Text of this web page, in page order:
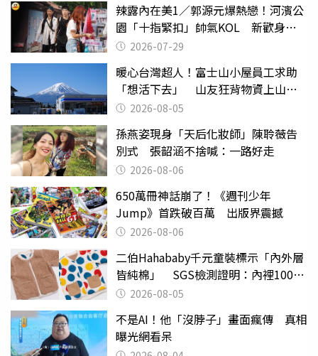
辣露內在美1／郭源元爆熱戀！河濱公
園「十指緊扣」帥氣KOL 新歡身份
曝光2026-07-29
暖心台灣超人！富士山小屋員工求助
「想活下去」 山友狂背物資上山：
台灣真的是寶島
2026-08-05
孫燕姿現身「天后化妝師」陳聆薇告
別式 張韶涵不捨喊：一路好走
2026-08-06
650萬冊神話崩了！《週刊少年
Jump》首跌破百萬 出版界震撼
2026-08-06
二伯Hahababy千元童裝標示「內外層
皆純棉」 SGS檢測證明：內裡100%
聚酯纖維
2026-08-05
不是AI！他「沒脖子」畫面瘋傳 真相
曝光網看呆